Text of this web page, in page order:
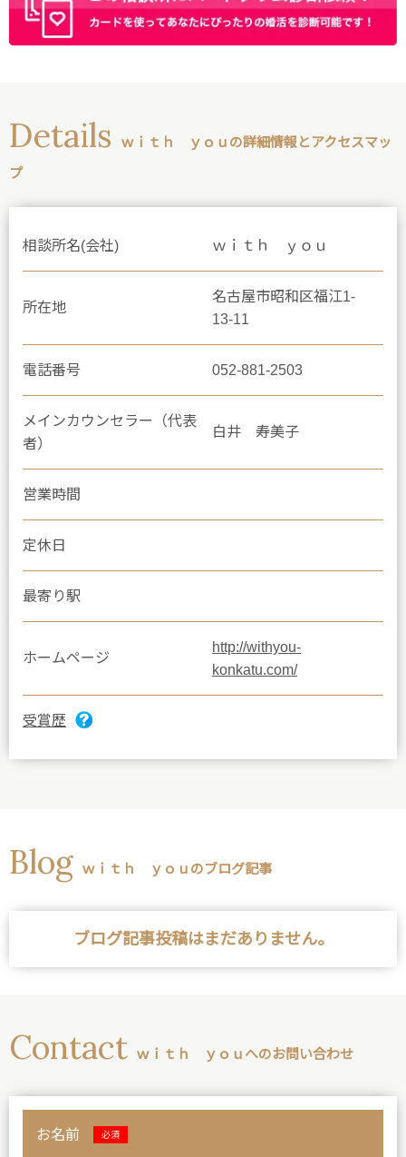
Details
ｗｉｔｈ ｙｏｕの詳細情報とアクセスマッ
プ
相談所名(会社) ｗｉｔｈ ｙｏｕ
所在地
名古屋市昭和区福江1-
13-11
電話番号 052-881-2503
メインカウンセラー（代表
者）
白井 寿美子
営業時間
定休日
最寄り駅
ホームページ
http://withyou-
konkatu.com/
受賞歴
Blog ｗｉｔｈ ｙｏｕのブログ記事
ブログ記事投稿はまだありません。
Contact ｗｉｔｈ ｙｏｕへのお問い合わせ
お名前 必須